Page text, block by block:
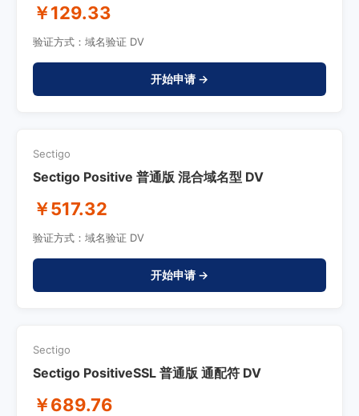
￥129.33
验证方式：域名验证 DV
开始申请 →
Sectigo
Sectigo Positive 普通版 混合域名型 DV
￥517.32
验证方式：域名验证 DV
开始申请 →
Sectigo
Sectigo PositiveSSL 普通版 通配符 DV
￥689.76